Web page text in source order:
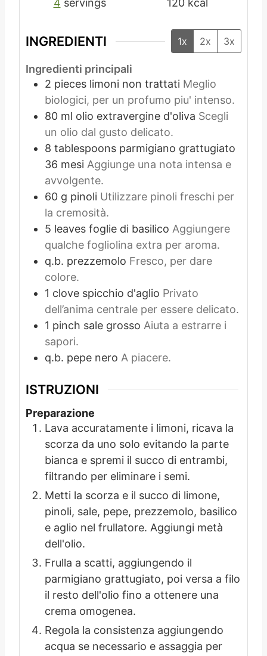
4 servings
120 kcal
INGREDIENTI 1x 2x 3x
Ingredienti principali
2 pieces limoni non trattati Meglio
biologici, per un profumo piu' intenso.
80 ml olio extravergine d'oliva Scegli
un olio dal gusto delicato.
8 tablespoons parmigiano grattugiato
36 mesi Aggiunge una nota intensa e
avvolgente.
60 g pinoli Utilizzare pinoli freschi per
la cremosità.
5 leaves foglie di basilico Aggiungere
qualche fogliolina extra per aroma.
q.b. prezzemolo Fresco, per dare
colore.
1 clove spicchio d'aglio Privato
dell’anima centrale per essere delicato.
1 pinch sale grosso Aiuta a estrarre i
sapori.
q.b. pepe nero A piacere.
ISTRUZIONI
Preparazione
Lava accuratamente i limoni, ricava la
scorza da uno solo evitando la parte
bianca e spremi il succo di entrambi,
filtrando per eliminare i semi.
Metti la scorza e il succo di limone,
pinoli, sale, pepe, prezzemolo, basilico
e aglio nel frullatore. Aggiungi metà
dell'olio.
Frulla a scatti, aggiungendo il
parmigiano grattugiato, poi versa a filo
il resto dell'olio fino a ottenere una
crema omogenea.
Regola la consistenza aggiungendo
acqua se necessario e assaggia per